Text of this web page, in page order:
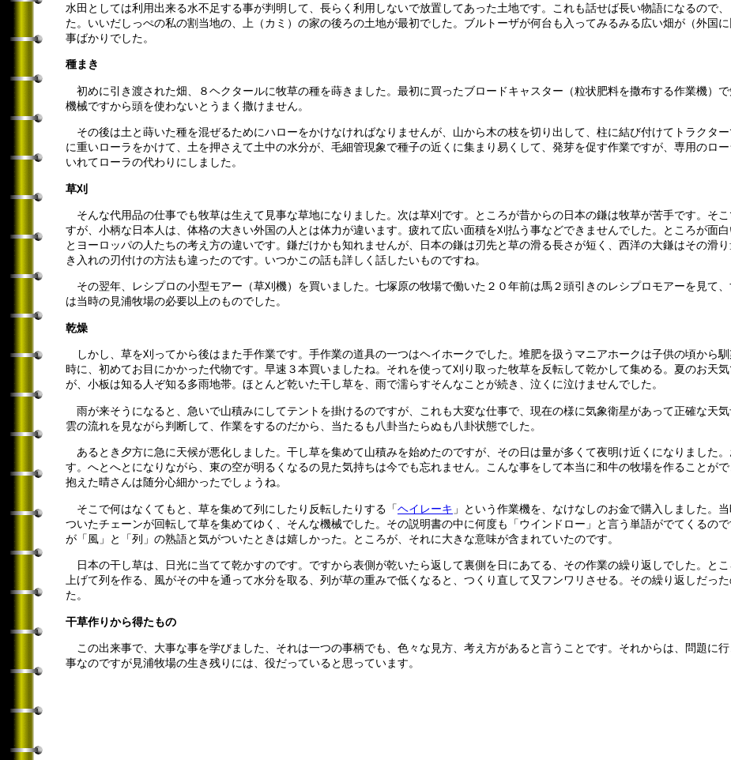
水田としては利用出来る水不足する事が判明して、長らく利用しないで放置してあった土地です。これも話せば長い物語になるので
た。いいだしっぺの私の割当地の、上（カミ）の家の後ろの土地が最初でした。ブルトーザが何台も入ってみるみる広い畑が（外国
事ばかりでした。
種まき
初めに引き渡された畑、８ヘクタールに牧草の種を蒔きました。最初に買ったブロードキャスター（粒状肥料を撒布する作業機）
機械ですから頭を使わないとうまく撒けません。
その後は土と蒔いた種を混ぜるためにハローをかけなければなりませんが、山から木の枝を切り出して、柱に結び付けてトラクタ
に重いローラをかけて、土を押さえて土中の水分が、毛細管現象で種子の近くに集まり易くして、発芽を促す作業ですが、専用のロ
いれてローラの代わりにしました。
草刈
そんな代用品の仕事でも牧草は生えて見事な草地になりました。次は草刈です。ところが昔からの日本の鎌は牧草が苦手です。そ
すが、小柄な日本人は、体格の大きい外国の人とは体力が違います。疲れて広い面積を刈払う事などできませんでした。ところが面
とヨーロッパの人たちの考え方の違いです。鎌だけかも知れませんが、日本の鎌は刃先と草の滑る長さが短く、西洋の大鎌はその滑
き入れの刃付けの方法も違ったのです。いつかこの話も詳しく話したいものですね。
その翌年、レシプロの小型モアー（草刈機）を買いました。七塚原の牧場で働いた２０年前は馬２頭引きのレシプロモアーを見て
は当時の見浦牧場の必要以上のものでした。
乾燥
しかし、草を刈ってから後はまた手作業です。手作業の道具の一つはヘイホークでした。堆肥を扱うマニアホークは子供の頃から
時に、初めてお目にかかった代物です。早速３本買いましたね。それを使って刈り取った牧草を反転して乾かして集める。夏のお天
が、小板は知る人ぞ知る多雨地帯。ほとんど乾いた干し草を、雨で濡らすそんなことが続き、泣くに泣けませんでした。
雨が来そうになると、急いで山積みにしてテントを掛けるのですが、これも大変な仕事で、現在の様に気象衛星があって正確な天
雲の流れを見ながら判断して、作業をするのだから、当たるも八卦当たらぬも八卦状態でした。
あるとき夕方に急に天候が悪化しました。干し草を集めて山積みを始めたのですが、その日は量が多くて夜明け近くになりました
す。へとへとになりながら、東の空が明るくなるの見た気持ちは今でも忘れません。こんな事をして本当に和牛の牧場を作ることが
抱えた晴さんは随分心細かったでしょうね。
そこで何はなくてもと、草を集めて列にしたり反転したりする「ヘイレーキ 」という作業機を、なけなしのお金で購入しました。
ついたチェーンが回転して草を集めてゆく、そんな機械でした。その説明書の中に何度も「ウインドロー」と言う単語がでてくるの
が「風」と「列」の熟語と気がついたときは嬉しかった。ところが、それに大きな意味が含まれていたのです。
日本の干し草は、日光に当てて乾かすのです。ですから表側が乾いたら返して裏側を日にあてる、その作業の繰り返しでした。と
上げて列を作る、風がその中を通って水分を取る、列が草の重みで低くなると、つくり直して又フンワリさせる。その繰り返しだっ
た。
干草作りから得たもの
この出来事で、大事な事を学びました、それは一つの事柄でも、色々な見方、考え方があると言うことです。それからは、問題に
事なのですが見浦牧場の生き残りには、役だっていると思っています。